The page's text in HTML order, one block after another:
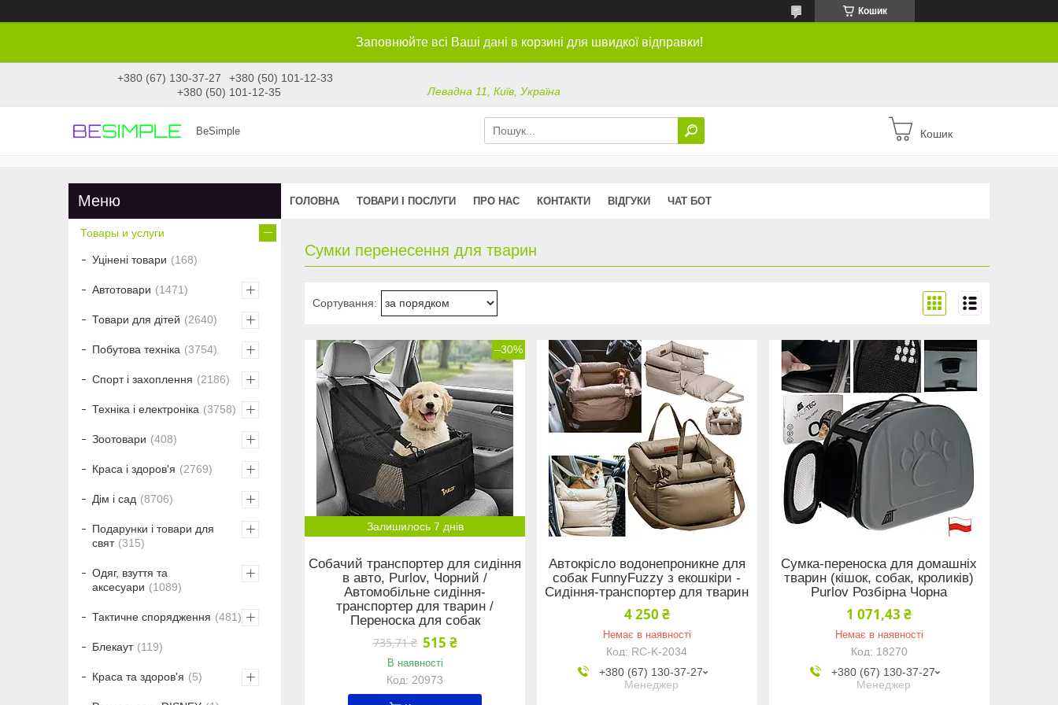
Кошик
Заповнюйте всі Ваші дані в корзині для швидкої відправки!
+380 (67) 130-37-27
+380 (50) 101-12-33
+380 (50) 101-12-35
Левадна 11, Київ, Україна
BeSimple Кошик
ГОЛОВНА ТОВАРИ І ПОСЛУГИ ПРО НАС КОНТАКТИ ВІДГУКИ ЧАТ БОТ
Сумки перенесення для тварин
–30%
Залишилось 7 днів
Собачий транспортер для сидіння
в авто, Purlov, Чорний /
Автомобільне сидіння-
транспортер для тварин /
Переноска для собак
735,71 ₴ 515 ₴
В наявності
20973
Автокрісло водонепроникне для
собак FunnyFuzzy з екошкіри -
Сидіння-транспортер для тварин
4 250 ₴
Немає в наявності
RC-K-2034
+380 (67) 130-37-27
Менеджер
Сумка-переноска для домашніх
тварин (кішок, собак, кроликів)
Purlov Розбірна Чорна
1 071,43 ₴
Немає в наявності
18270
+380 (67) 130-37-27
Менеджер
Товары и услуги
Уцінені товари 168
Автотовари 1471
Товари для дітей 2640
Побутова техніка 3754
Спорт і захоплення 2186
Техніка і електроніка 3758
Зоотовари 408
Краса і здоров'я 2769
Дім і сад 8706
Подарунки і товари для
свят
315
Одяг, взуття та
аксесуари
1089
Тактичне спорядження 481
Блекаут 119
Краса та здоров'я 5